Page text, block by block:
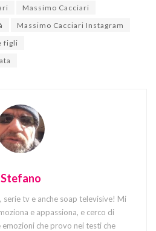
Massimo Cacciari
Massimo Cacciari Instagram
figli
Stefano
serie tv e anche soap televisive! Mi
e appassiona, e cerco di
che provo nei testi che